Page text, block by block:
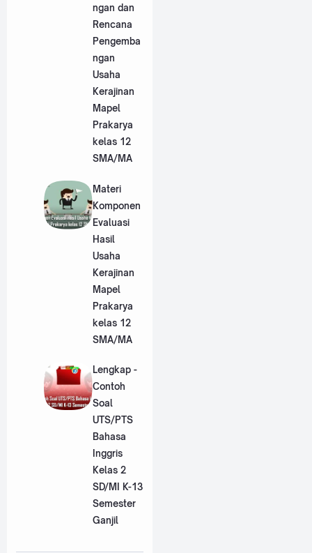
ngan dan
Rencana
Pengemba
ngan
Usaha
Kerajinan
Mapel
Prakarya
kelas 12
SMA/MA
Materi
Komponen
Evaluasi
Hasil
Usaha
Kerajinan
Mapel
Prakarya
kelas 12
SMA/MA
Lengkap -
Contoh
Soal
UTS/PTS
Bahasa
Inggris
Kelas 2
SD/MI K-13
Semester
Ganjil